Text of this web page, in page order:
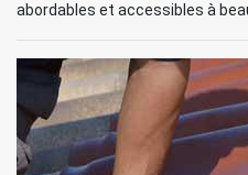
abordables et accessibles à